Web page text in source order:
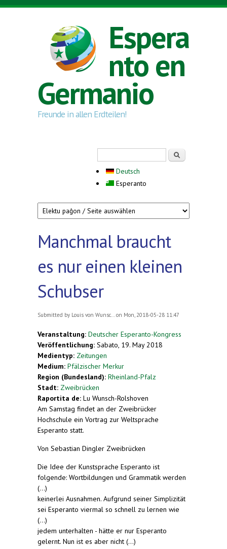
Skip to main content
Espera
nto en
Germanio
Freunde in allen Erdteilen!
Deutsch
Esperanto
Manchmal braucht
es nur einen kleinen
Schubser
Submitted by Louis von Wunsc... on Mon, 2018-05-28 11:47
Veranstaltung: Deutscher Esperanto-Kongress
Veröffentlichung: Sabato, 19. May 2018
Medientyp: Zeitungen
Medium: Pfälzischer Merkur
Region (Bundesland): Rheinland-Pfalz
Stadt: Zweibrücken
Raportita de: Lu Wunsch-Rolshoven
Am Samstag findet an der Zweibrücker
Hochschule ein Vortrag zur Weltsprache
Esperanto statt.
Von Sebastian Dingler Zweibrücken
Die Idee der Kunstsprache Esperanto ist
folgende: Wortbildungen und Grammatik werden
(...)
keinerlei Ausnahmen. Aufgrund seiner Simplizität
sei Esperanto viermal so schnell zu lernen wie
(...)
jedem unterhalten - hätte er nur Esperanto
gelernt. Nun ist es aber nicht (...)